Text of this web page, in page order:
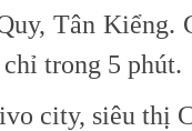
Tân Kiểng.
trong 5 phút.
city, siêu thị